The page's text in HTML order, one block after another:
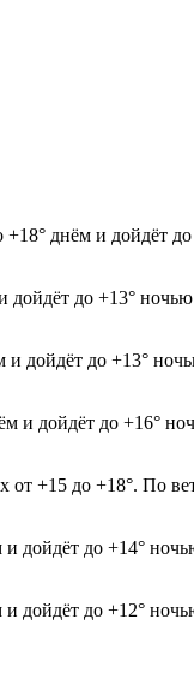
днём и дойдёт
до +13°
дойдёт до +13°
и дойдёт до +16°
от +15 до +18°. По
дойдёт до +14°
дойдёт до +12°